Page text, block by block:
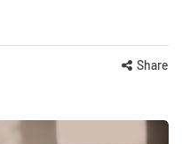
Share